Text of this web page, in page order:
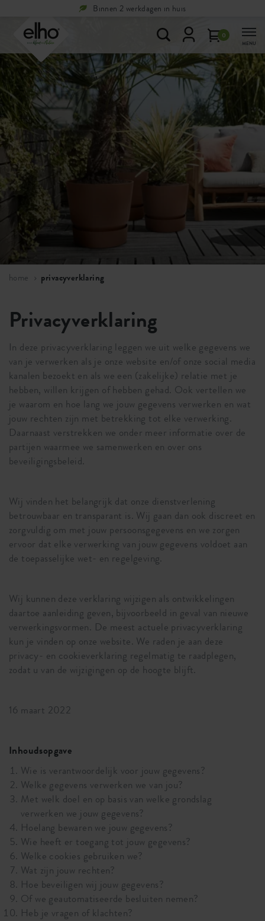
Binnen 2 werkdagen in huis
0
MENU
home privacyverklaring
Privacyverklaring
In deze privacyverklaring leggen we uit welke gegevens we
van je verwerken als je onze website en/of onze social media
kanalen bezoekt en als we een (zakelijke) relatie met je
hebben, willen krijgen of hebben gehad. Ook vertellen we
je waarom en hoe lang we jouw gegevens verwerken en wat
jouw rechten zijn met betrekking tot elke verwerking.
Daarnaast verstrekken we onder meer informatie over de
partijen waarmee we samenwerken en over ons
beveiligingsbeleid.
Wij vinden het belangrijk dat onze dienstverlening
betrouwbaar en transparant is. Wij gaan dan ook discreet en
zorgvuldig om met jouw persoonsgegevens en we zorgen
ervoor dat elke verwerking van jouw gegevens voldoet aan
de toepasselijke wet- en regelgeving.
Wij kunnen deze verklaring wijzigen als ontwikkelingen
daartoe aanleiding geven, bijvoorbeeld in geval van nieuwe
verwerkingsvormen. De meest actuele privacyverklaring
kun je vinden op onze website. We raden je aan deze
privacy- en cookieverklaring regelmatig te raadplegen,
zodat u van de wijzigingen op de hoogte blijft.
16 maart 2022
Inhoudsopgave
Wie is verantwoordelijk voor jouw gegevens?
Welke gegevens verwerken we van jou?
Met welk doel en op basis van welke grondslag
verwerken we jouw gegevens?
Hoelang bewaren we jouw gegevens?
Wie heeft er toegang tot jouw gegevens?
Welke cookies gebruiken we?
Wat zijn jouw rechten?
Hoe beveiligen wij jouw gegevens?
Of we geautomatiseerde besluiten nemen?
Heb je vragen of klachten?